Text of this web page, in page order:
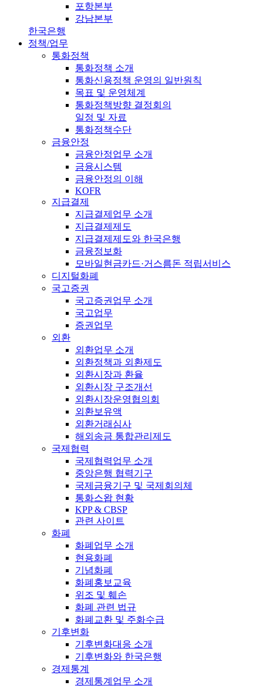
포항본부
강남본부
한국은행
정책/업무
통화정책
통화정책 소개
통화신용정책 운영의 일반원칙
목표 및 운영체계
통화정책방향 결정회의
일정 및 자료
통화정책수단
금융안정
금융안정업무 소개
금융시스템
금융안정의 이해
KOFR
지급결제
지급결제업무 소개
지급결제제도
지급결제제도와 한국은행
금융정보화
모바일현금카드·거스름돈 적립서비스
디지털화폐
국고증권
국고증권업무 소개
국고업무
증권업무
외환
외환업무 소개
외환정책과 외환제도
외환시장과 환율
외환시장 구조개선
외환시장운영협의회
외환보유액
외환거래심사
해외송금 통합관리제도
국제협력
국제협력업무 소개
중앙은행 협력기구
국제금융기구 및 국제회의체
통화스왑 현황
KPP & CBSP
관련 사이트
화폐
화폐업무 소개
현용화폐
기념화폐
화폐홍보교육
위조 및 훼손
화폐 관련 법규
화폐교환 및 주화수급
기후변화
기후변화대응 소개
기후변화와 한국은행
경제통계
경제통계업무 소개